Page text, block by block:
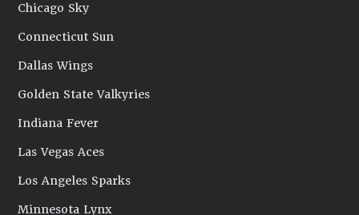
Chicago Sky
Connecticut Sun
Dallas Wings
Golden State Valkyries
Indiana Fever
Las Vegas Aces
Los Angeles Sparks
Minnesota Lynx